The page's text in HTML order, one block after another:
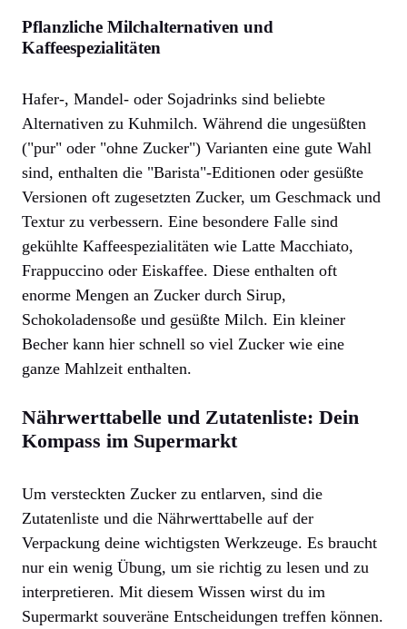
Pflanzliche Milchalternativen und
Kaffeespezialitäten
Hafer-, Mandel- oder Sojadrinks sind beliebte
Alternativen zu Kuhmilch. Während die ungesüßten
("pur" oder "ohne Zucker") Varianten eine gute Wahl
sind, enthalten die "Barista"-Editionen oder gesüßte
Versionen oft zugesetzten Zucker, um Geschmack und
Textur zu verbessern. Eine besondere Falle sind
gekühlte Kaffeespezialitäten wie Latte Macchiato,
Frappuccino oder Eiskaffee. Diese enthalten oft
enorme Mengen an Zucker durch Sirup,
Schokoladensoße und gesüßte Milch. Ein kleiner
Becher kann hier schnell so viel Zucker wie eine
ganze Mahlzeit enthalten.
Nährwerttabelle und Zutatenliste: Dein
Kompass im Supermarkt
Um versteckten Zucker zu entlarven, sind die
Zutatenliste und die Nährwerttabelle auf der
Verpackung deine wichtigsten Werkzeuge. Es braucht
nur ein wenig Übung, um sie richtig zu lesen und zu
interpretieren. Mit diesem Wissen wirst du im
Supermarkt souveräne Entscheidungen treffen können.